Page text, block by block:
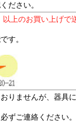
ださい。
上のお買い上げで
す。
りませんが、器具
ずご連絡ください。